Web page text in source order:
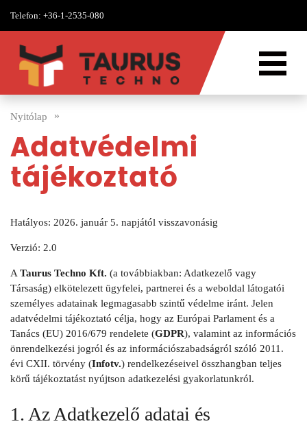
Telefon: +36-1-2535-080
Nyitólap
Adatvédelmi
tájékoztató
Hatályos: 2026. január 5. napjától visszavonásig
Verzió: 2.0
A Taurus Techno Kft. (a továbbiakban: Adatkezelő vagy
Társaság) elkötelezett ügyfelei, partnerei és a weboldal látogatói
személyes adatainak legmagasabb szintű védelme iránt. Jelen
adatvédelmi tájékoztató célja, hogy az Európai Parlament és a
Tanács (EU) 2016/679 rendelete (GDPR), valamint az információs
önrendelkezési jogról és az információszabadságról szóló 2011.
évi CXII. törvény (Infotv.) rendelkezéseivel összhangban teljes
körű tájékoztatást nyújtson adatkezelési gyakorlatunkról.
1. Az Adatkezelő adatai és